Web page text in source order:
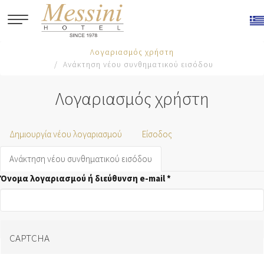
Παράκαμψη προς το κυρίως περιεχόμενο
Λογαριασμός χρήστη
Ανάκτηση νέου συνθηματικού εισόδου
Λογαριασμός χρήστη
Πρωτεύουσες καρτέλες
Δημιουργία νέου λογαριασμού Είσοδος
Ανάκτηση νέου συνθηματικού εισόδου
Όνομα λογαριασμού ή διεύθυνση e-mail*
CAPTCHA